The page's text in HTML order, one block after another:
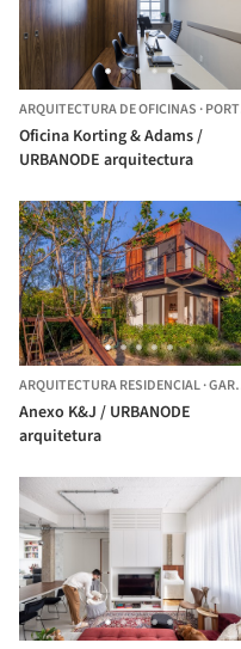
ARQUITECTURA DE OFICINAS ·PORTO ALEGRE,
Oficina Korting & Adams /
URBANODE arquitectura
ARQUITECTURA RESIDENCIAL·GAROPABA,
Anexo K&J / URBANODE
arquitetura